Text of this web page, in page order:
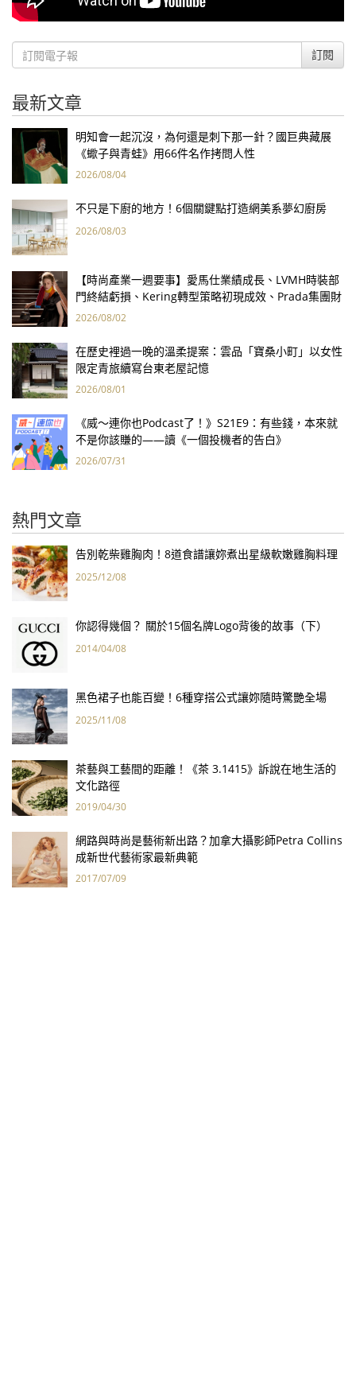
訂閱
最新文章
明知會一起沉沒，為何還是刺下那一針？國巨典藏展
《蠍子與青蛙》用66件名作拷問人性
2026/08/04
不只是下廚的地方！6個關鍵點打造網美系夢幻廚房
2026/08/03
【時尚產業一週要事】愛馬仕業績成長、LVMH時裝部
門終結虧損、Kering轉型策略初現成效、Prada集團財
報亮眼
2026/08/02
在歷史裡過一晚的溫柔提案：雲品「寶桑小町」以女性
限定青旅續寫台東老屋記憶
2026/08/01
《威～連你也Podcast了！》S21E9：有些錢，本來就
不是你該賺的——讀《一個投機者的告白》
2026/07/31
熱門文章
告別乾柴雞胸肉！8道食譜讓妳煮出星級軟嫩雞胸料理
2025/12/08
你認得幾個？ 關於15個名牌Logo背後的故事（下）
2014/04/08
黑色裙子也能百變！6種穿搭公式讓妳隨時驚艷全場
2025/11/08
茶藝與工藝間的距離！《茶 3.1415》訴說在地生活的
文化路徑
2019/04/30
網路與時尚是藝術新出路？加拿大攝影師Petra Collins
成新世代藝術家最新典範
2017/07/09